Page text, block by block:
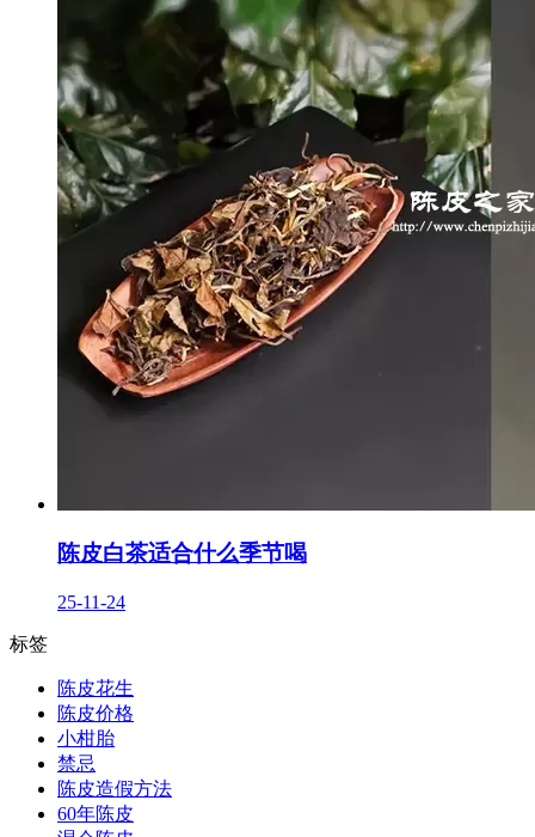
陈皮白茶适合什么季节喝
25-11-24
标签
陈皮花生
陈皮价格
小柑胎
禁忌
陈皮造假方法
60年陈皮